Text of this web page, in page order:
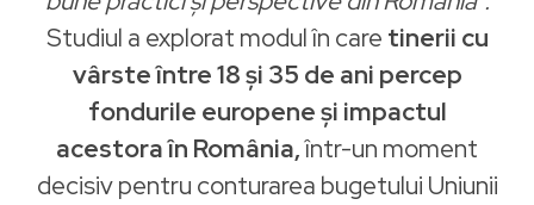
Studiul a explorat modul în care tinerii cu
vârste între 18 și 35 de ani percep
fondurile europene și impactul
acestora în România,într-un moment
decisiv pentru conturarea bugetului Uniunii